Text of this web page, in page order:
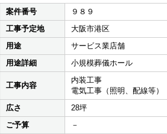
案件番号
９８９
工事予定地
大阪市港区
用途
サービス業店舗
用途詳細
小規模葬儀ホール
工事内容
内装工事
電気工事（照明、配線等）
広さ
28坪
ご予算
－